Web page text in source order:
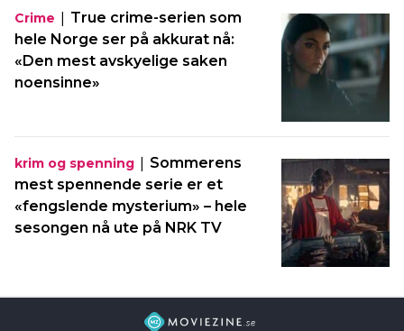
Crime | True crime-serien som
hele Norge ser på akkurat nå:
«Den mest avskyelige saken
noensinne»
krim og spenning | Sommerens
mest spennende serie er et
«fengslende mysterium» – hele
sesongen nå ute på NRK TV